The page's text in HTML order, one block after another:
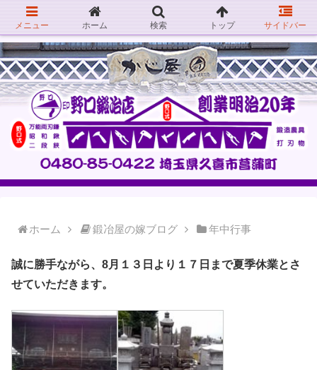
ホーム 鍛冶屋の嫁ブログ 年中行事
誠に勝手ながら、8月１３日より１７日まで夏季休業とさ
せていただきます。
メニュー ホーム 検索 トップ サイドバー